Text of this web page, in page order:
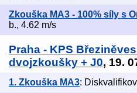
Zkouška MA3 - 100% síly s
b., 4.62 m/s
Praha - KPS
dvojzkoušky + J0, 19.
1. Zkouška MA3: